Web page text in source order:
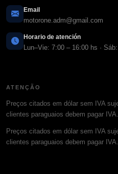
Email
motorone.adm@gmail.com
Horario de atención
Lun–Vie: 7:00 – 16:00 hs ·
ATENÇÃO
Preços citados em dólar sem IVA
clientes paraguaios debem pagar IVA.
Preços citados em dólar sem IVA
clientes paraguaios debem pagar IVA.